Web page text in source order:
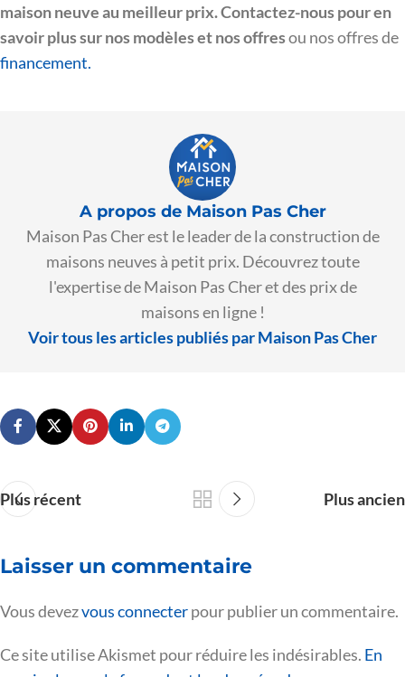
maison neuve au meilleur prix. Contactez-nous pour en
savoir plus sur nos modèles et nos offresou nos offres de
financement.
A propos de Maison Pas Cher
Maison Pas Cher est le leader de la construction de
maisons neuves à petit prix. Découvrez toute
l'expertise de Maison Pas Cher et des prix de
maisons en ligne !
Voir tous les articles publiés par Maison Pas Cher
Plus récent Plus ancien
Laisser un commentaire
Vous devezvous connecterpour publier un commentaire.
Ce site utilise Akismet pour réduire les indésirables. En